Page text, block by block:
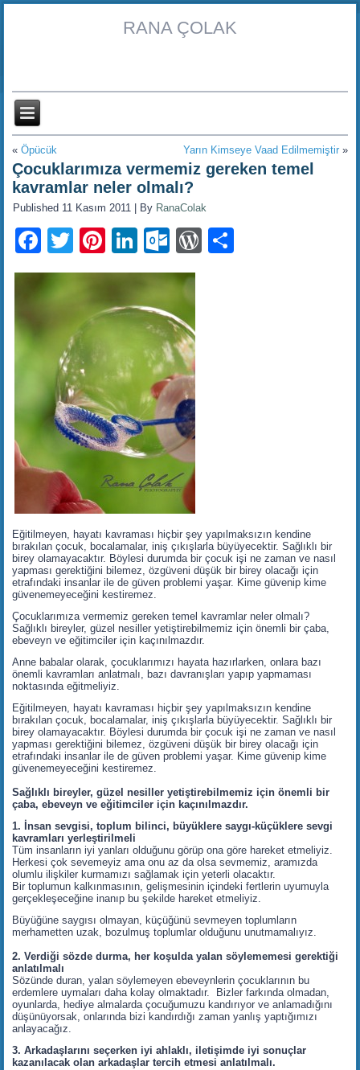
RANA ÇOLAK
«Öpücük Yarın Kimseye Vaad Edilmemiştir»
Çocuklarımıza vermemiz gereken temel
kavramlar neler olmalı?
Published 11 Kasım 2011 By RanaColak
Facebook
TwitterPinterest
LinkedIn
Outlook.com
WordPress
Eğitilmeyen, hayatı kavraması hiçbir şey yapılmaksızın kendine
bırakılan çocuk, bocalamalar, iniş çıkışlarla büyüyecektir. Sağlıklı bir
birey olamayacaktır. Böylesi durumda bir çocuk işi ne zaman ve nasıl
yapması gerektiğini bilemez, özgüveni düşük bir birey olacağı için
etrafındaki insanlar ile de güven problemi yaşar. Kime güvenip kime
güvenemeyeceğini kestiremez.
Çocuklarımıza vermemiz gereken temel kavramlar neler olmalı?
Sağlıklı bireyler, güzel nesiller yetiştirebilmemiz için önemli bir çaba,
ebeveyn ve eğitimciler için kaçınılmazdır.
Anne babalar olarak, çocuklarımızı hayata hazırlarken, onlara bazı
önemli kavramları anlatmalı, bazı davranışları yapıp yapmaması
noktasında eğitmeliyiz.
Eğitilmeyen, hayatı kavraması hiçbir şey yapılmaksızın kendine
bırakılan çocuk, bocalamalar, iniş çıkışlarla büyüyecektir. Sağlıklı bir
birey olamayacaktır. Böylesi durumda bir çocuk işi ne zaman ve nasıl
yapması gerektiğini bilemez, özgüveni düşük bir birey olacağı için
etrafındaki insanlar ile de güven problemi yaşar. Kime güvenip kime
güvenemeyeceğini kestiremez.
Sağlıklı bireyler, güzel nesiller yetiştirebilmemiz için önemli bir
çaba, ebeveyn ve eğitimciler için kaçınılmazdır.
1. İnsan sevgisi, toplum bilinci, büyüklere saygı-küçüklere sevgi
kavramları yerleştirilmeli
Tüm insanların iyi yanları olduğunu görüp ona göre hareket etmeliyiz.
Herkesi çok sevemeyiz ama onu az da olsa sevmemiz, aramızda
olumlu ilişkiler kurmamızı sağlamak için yeterli olacaktır.
Bir toplumun kalkınmasının, gelişmesinin içindeki fertlerin uyumuyla
gerçekleşeceğine inanıp bu şekilde hareket etmeliyiz.
Büyüğüne saygısı olmayan, küçüğünü sevmeyen toplumların
merhametten uzak, bozulmuş toplumlar olduğunu unutmamalıyız.
2. Verdiği sözde durma, her koşulda yalan söylememesi gerektiği
anlatılmalı
Sözünde duran, yalan söylemeyen ebeveynlerin çocuklarının bu
erdemlere uymaları daha kolay olmaktadır. Bizler farkında olmadan,
oyunlarda, hediye almalarda çocuğumuzu kandırıyor ve anlamadığını
düşünüyorsak, onlarında bizi kandırdığı zaman yanlış yaptığımızı
anlayacağız.
3. Arkadaşlarını seçerken iyi ahlaklı, iletişimde iyi sonuçlar
kazanılacak olan arkadaşlar tercih etmesi anlatılmalı.